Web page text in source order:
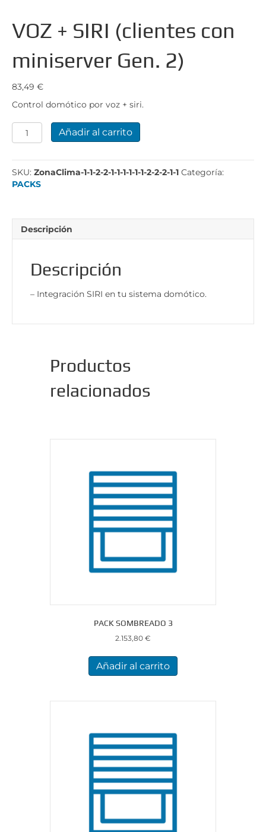
VOZ + SIRI (clientes con
miniserver Gen. 2)
83,49 €
Control domótico por voz + siri.
VOZ
+
(clientes
con
miniserver
Añadir al carrito
SKU: ZonaClima-1-1-2-2-1-1-1-1-1-1-2-2-2-1-1 Categoría:
PACKS
Descripción
Descripción
– Integración SIRI en tu sistema domótico.
Productos
relacionados
PACK SOMBREADO 3
2.153,80 €
Añadir al carrito